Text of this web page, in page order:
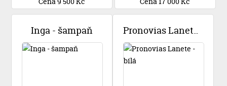
Inga - šampaň Pronovias Lanete - bílá